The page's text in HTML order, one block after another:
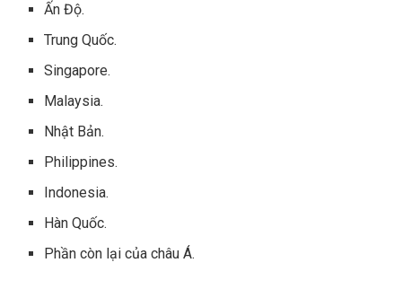
Ấn Độ.
Trung Quốc.
Singapore.
Malaysia.
Nhật Bản.
Philippines.
Indonesia.
Hàn Quốc.
Phần còn lại của châu Á.